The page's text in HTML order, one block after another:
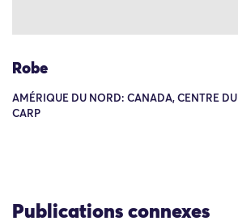
Robe
AMÉRIQUE DU NORD: CANADA, CENTRE
CARP
Publications connexes